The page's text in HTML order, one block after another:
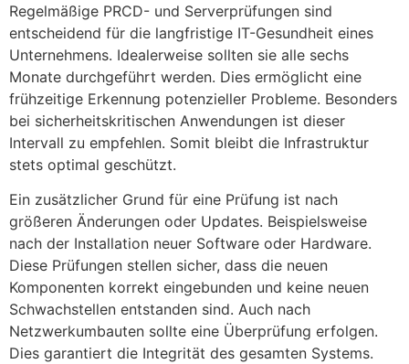
Regelmäßige PRCD- und Serverprüfungen sind
entscheidend für die langfristige IT-Gesundheit eines
Unternehmens. Idealerweise sollten sie alle sechs
Monate durchgeführt werden. Dies ermöglicht eine
frühzeitige Erkennung potenzieller Probleme. Besonders
bei sicherheitskritischen Anwendungen ist dieser
Intervall zu empfehlen. Somit bleibt die Infrastruktur
stets optimal geschützt.
Ein zusätzlicher Grund für eine Prüfung ist nach
größeren Änderungen oder Updates. Beispielsweise
nach der Installation neuer Software oder Hardware.
Diese Prüfungen stellen sicher, dass die neuen
Komponenten korrekt eingebunden und keine neuen
Schwachstellen entstanden sind. Auch nach
Netzwerkumbauten sollte eine Überprüfung erfolgen.
Dies garantiert die Integrität des gesamten Systems.